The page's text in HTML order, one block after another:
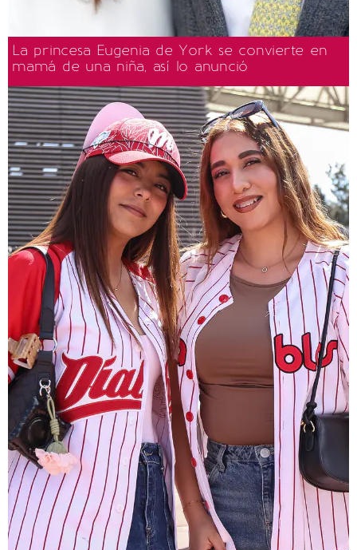
La princesa Eugenia de York se convierte en
mamá de una niña, así lo anunció